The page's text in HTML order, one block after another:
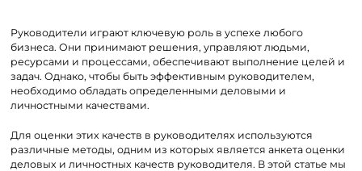
Руководители играют ключевую роль в успехе любого
бизнеса. Они принимают решения, управляют людьми,
ресурсами и процессами, обеспечивают выполнение целей и
задач. Однако, чтобы быть эффективным руководителем,
необходимо обладать определенными деловыми и
личностными качествами.
Для оценки этих качеств в руководителях используются
различные методы, одним из которых является анкета оценки
деловых и личностных качеств руководителя. В этой статье мы